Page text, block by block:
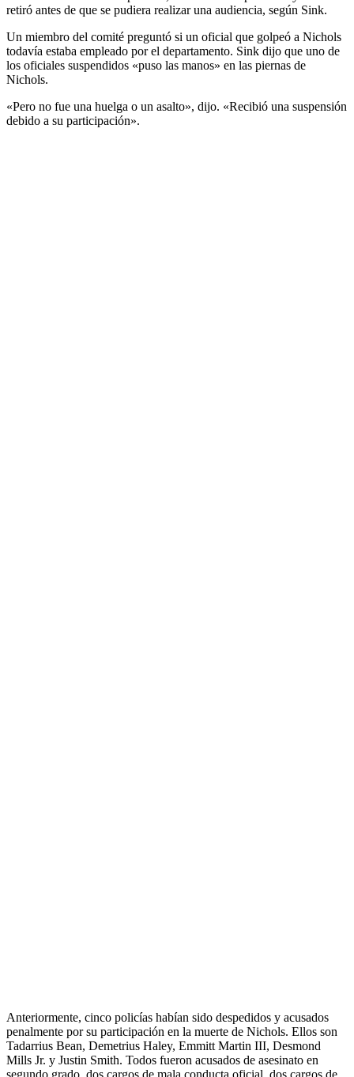
retiró antes de que se pudiera realizar una audiencia, según Sink.
Un miembro del comité preguntó si un oficial que golpeó a Nichols
todavía estaba empleado por el departamento. Sink dijo que uno de
los oficiales suspendidos «puso las manos» en las piernas de
Nichols.
«Pero no fue una huelga o un asalto», dijo. «Recibió una suspensión
debido a su participación».
Anteriormente, cinco policías habían sido despedidos y acusados ​​
penalmente por su participación en la muerte de Nichols. Ellos son
Tadarrius Bean, Demetrius Haley, Emmitt Martin III, Desmond
Mills Jr. y Justin Smith. Todos fueron acusados ​​de asesinato en
segundo grado, dos cargos de mala conducta oficial, dos cargos de